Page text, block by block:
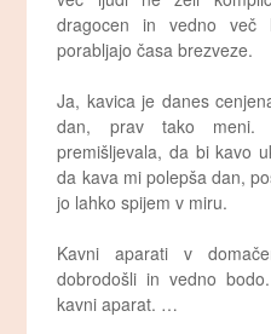
dragocen in vedno
porabljajo časa brezveze.
Ja, kavica je danes
dan, prav tako meni.
premišljevala, da bi kavo
da kava mi polepša dan,
jo lahko spijem v miru.
Kavni aparati v
dobrodošli in vedno
kavni aparat. …